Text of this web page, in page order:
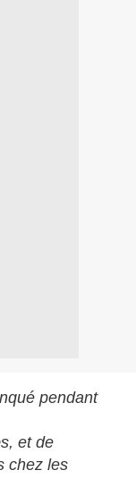
pendant
et de
chez les